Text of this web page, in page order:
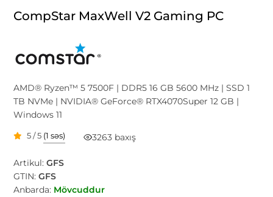
CompStar MaxWell V2 Gaming PC
AMD® Ryzen™ 5 7500F | DDR5 16 GB 5600 MHz | SSD 1
TB NVMe | NVIDIA® GeForce® RTX4070Super 12 GB |
Windows 11
5 / 5 (1 səs) 3263 baxış
Artikul:GFS
GTIN:GFS
Anbarda: Mövcuddur